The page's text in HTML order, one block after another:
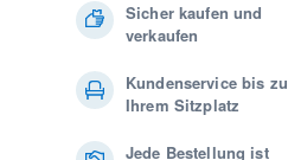
Sicher kaufen und
verkaufen
Kundenservice bis zu
Ihrem Sitzplatz
Jede Bestellung ist